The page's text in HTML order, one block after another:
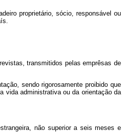
proprietário, sócio, responsável ou
transmitidos pelas emprêsas de
sendo rigorosamente proibido que
vida administrativa ou da orientação da
não superior a seis meses e